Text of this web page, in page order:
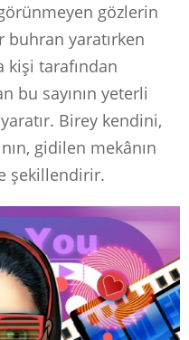
gözlerin
buhran yaratırken
kişi tarafından
bu sayının yeterli
Birey kendini,
gidilen mekânın
şekillendirir.